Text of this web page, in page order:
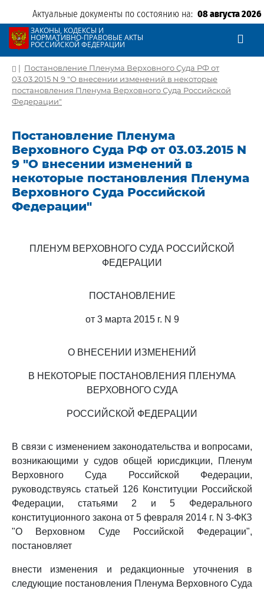
Актуальные документы по состоянию на: 08 августа 2026
ЗАКОНЫ, КОДЕКСЫ И
НОРМАТИВНО-ПРАВОВЫЕ АКТЫ
РОССИЙСКОЙ ФЕДЕРАЦИИ
| Постановление Пленума Верховного Суда РФ от
03.03.2015 N 9 "О внесении изменений в некоторые
постановления Пленума Верховного Суда Российской
Федерации"
Постановление Пленума
Верховного Суда РФ от 03.03.2015 N
9 "О внесении изменений в
некоторые постановления Пленума
Верховного Суда Российской
Федерации"
ПЛЕНУМ ВЕРХОВНОГО СУДА РОССИЙСКОЙ
ФЕДЕРАЦИИ
ПОСТАНОВЛЕНИЕ
от 3 марта 2015 г. N 9
О ВНЕСЕНИИ ИЗМЕНЕНИЙ
В НЕКОТОРЫЕ ПОСТАНОВЛЕНИЯ ПЛЕНУМА
ВЕРХОВНОГО СУДА
РОССИЙСКОЙ ФЕДЕРАЦИИ
В связи с изменением законодательства и вопросами,
возникающими у судов общей юрисдикции, Пленум
Верховного Суда Российской Федерации,
руководствуясь статьей 126 Конституции Российской
Федерации, статьями 2 и 5 Федерального
конституционного закона от 5 февраля 2014 г. N 3-ФКЗ
"О Верховном Суде Российской Федерации",
постановляет
внести изменения и редакционные уточнения в
следующие постановления Пленума Верховного Суда